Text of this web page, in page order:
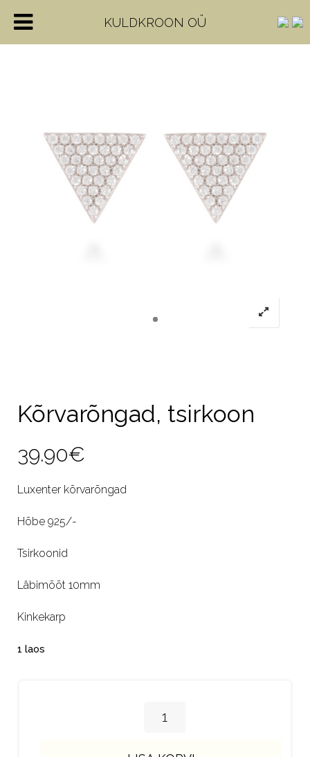
Kõrvarõngad, tsirkoon
39.90€
Luxenter kõrvarõngad
Hõbe 925/-
Tsirkoonid
Läbimõõt 10mm
Kinkekarp
1 laos
KULDKROON OÜ